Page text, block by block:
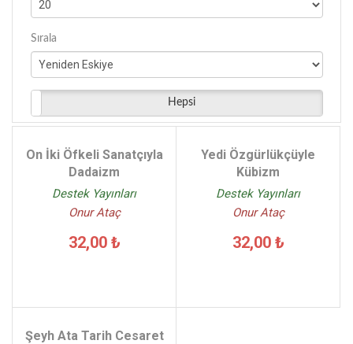
Sırala
Hepsi
On İki Öfkeli Sanatçıyla
Dadaizm
Destek Yayınları
Onur Ataç
32,00 ₺
Yedi Özgürlükçüyle
Kübizm
Destek Yayınları
Onur Ataç
32,00 ₺
Şeyh Ata Tarih Cesaret